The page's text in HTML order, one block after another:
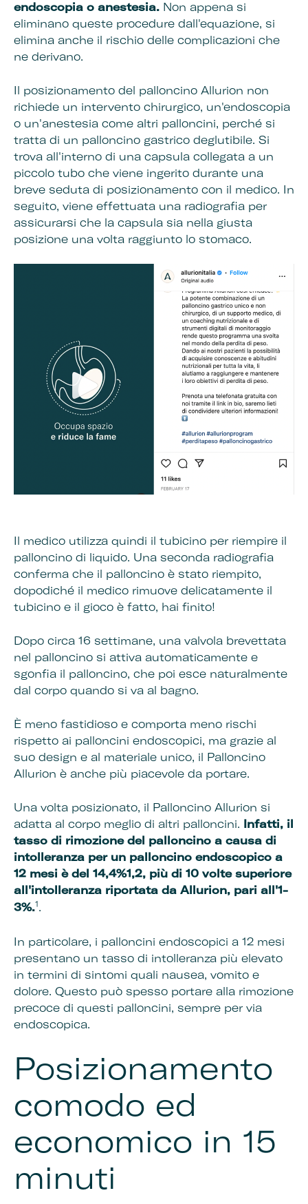
endoscopia o anestesia. Non appena si
eliminano queste procedure dall'equazione, si
elimina anche il rischio delle complicazioni che
ne derivano.
Il posizionamento del palloncino Allurion non
richiede un intervento chirurgico, un'endoscopia
o un'anestesia come altri palloncini, perché si
tratta di un palloncino gastrico deglutibile. Si
trova all'interno di una capsula collegata a un
piccolo tubo che viene ingerito durante una
breve seduta di posizionamento con il medico. In
seguito, viene effettuata una radiografia per
assicurarsi che la capsula sia nella giusta
posizione una volta raggiunto lo stomaco.
Il medico utilizza quindi il tubicino per riempire il
palloncino di liquido. Una seconda radiografia
conferma che il palloncino è stato riempito,
dopodiché il medico rimuove delicatamente il
tubicino e il gioco è fatto, hai finito!
Dopo circa 16 settimane, una valvola brevettata
nel palloncino si attiva automaticamente e
sgonfia il palloncino, che poi esce naturalmente
dal corpo quando si va al bagno.
È meno fastidioso e comporta meno rischi
rispetto ai palloncini endoscopici, ma grazie al
suo design e al materiale unico, il Palloncino
Allurion è anche più piacevole da portare.
Una volta posizionato, il Palloncino Allurion si
adatta al corpo meglio di altri palloncini. Infatti, il
tasso di rimozione del palloncino a causa di
intolleranza per un palloncino endoscopico a
12 mesi è del 14,4%1,2, più di 10 volte superiore
all'intolleranza riportata da Allurion, pari all'1-
3%.1.
In particolare, i palloncini endoscopici a 12 mesi
presentano un tasso di intolleranza più elevato
in termini di sintomi quali nausea, vomito e
dolore. Questo può spesso portare alla rimozione
precoce di questi palloncini, sempre per via
endoscopica.
Posizionamento
comodo ed
economico in 15
minuti